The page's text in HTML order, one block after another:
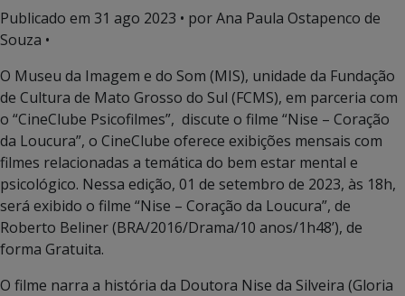
Publicado em 31 ago 2023 • por Ana Paula Ostapenco de
Souza •
O Museu da Imagem e do Som (MIS), unidade da Fundação
de Cultura de Mato Grosso do Sul (FCMS), em parceria com
o “CineClube Psicofilmes”, discute o filme “Nise – Coração
da Loucura”, o CineClube oferece exibições mensais com
filmes relacionadas a temática do bem estar mental e
psicológico. Nessa edição, 01 de setembro de 2023, às 18h,
será exibido o filme “Nise – Coração da Loucura”, de
Roberto Beliner (BRA/2016/Drama/10 anos/1h48’), de
forma Gratuita.
O filme narra a história da Doutora Nise da Silveira (Gloria